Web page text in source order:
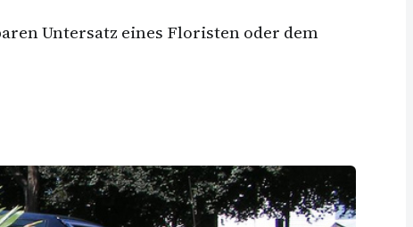
Untersatz eines Floristen oder dem